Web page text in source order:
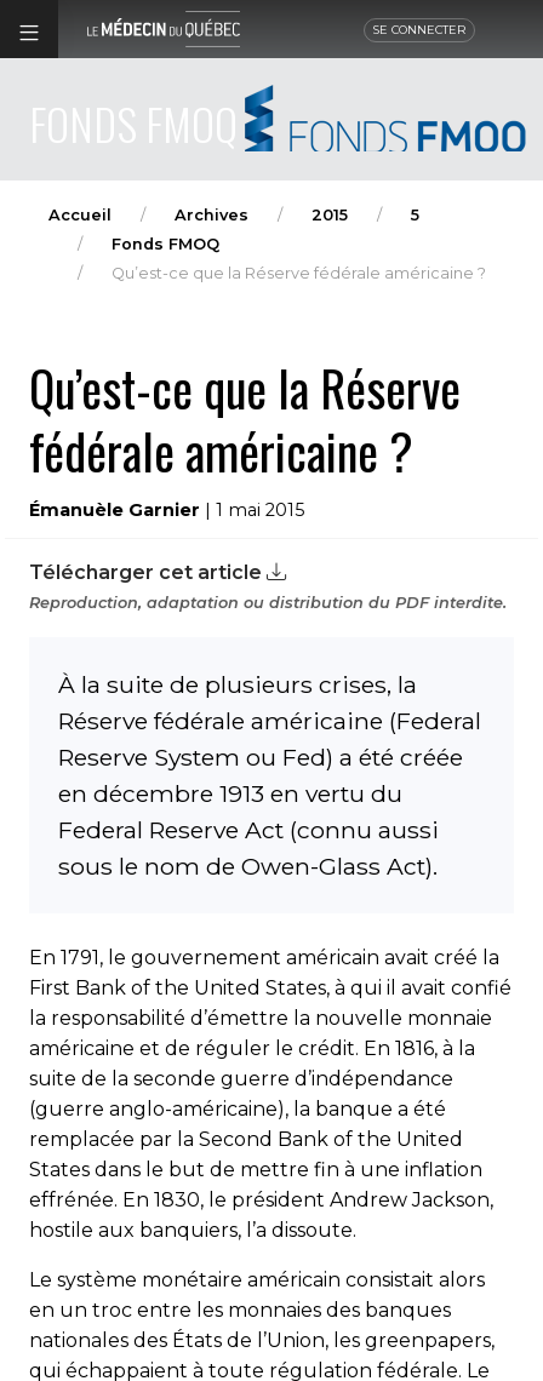
SE CONNECTER
FONDS FMOQ
Accueil Archives 2015
5
Fonds FMOQ
Qu’est-ce que la Réserve fédérale américaine ?
Qu’est-ce que la Réserve
fédérale américaine ?
Émanuèle Garnier | 1 mai 2015
Télécharger cet article
Reproduction, adaptation ou distribution du PDF interdite.
À la suite de plusieurs crises, la
Réserve fédérale américaine (Federal
Reserve System ou Fed) a été créée
en décembre 1913 en vertu du
Federal Reserve Act (connu aussi
sous le nom de Owen-Glass Act).
En 1791, le gouvernement américain avait créé la
First Bank of the United States, à qui il avait confié
la responsabilité d’émettre la nouvelle monnaie
américaine et de réguler le crédit. En 1816, à la
suite de la seconde guerre d’indépendance
(guerre anglo-américaine), la banque a été
remplacée par la Second Bank of the United
States dans le but de mettre fin à une inflation
effrénée. En 1830, le président Andrew Jackson,
hostile aux banquiers, l’a dissoute.
Le système monétaire américain consistait alors
en un troc entre les monnaies des banques
nationales des États de l’Union, les greenpapers,
qui échappaient à toute régulation fédérale. Le